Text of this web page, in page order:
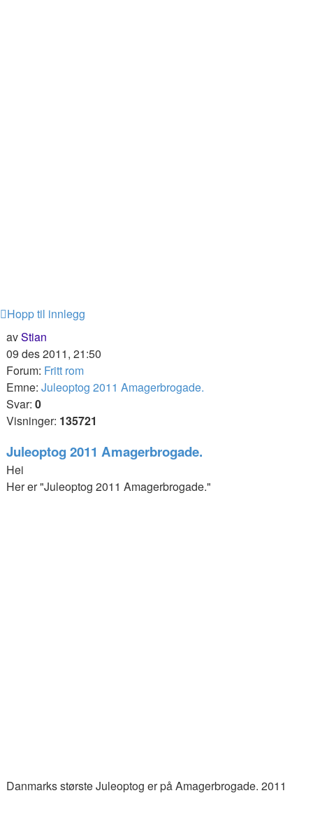
Hopp til innlegg
avStian
09 des 2011, 21:50
Forum: Fritt rom
Emne: Juleoptog 2011 Amagerbrogade.
Svar: 0
Visninger: 135721
Juleoptog 2011 Amagerbrogade.
Hei
Her er "Juleoptog 2011 Amagerbrogade."
Danmarks største Juleoptog er på Amagerbrogade. 2011